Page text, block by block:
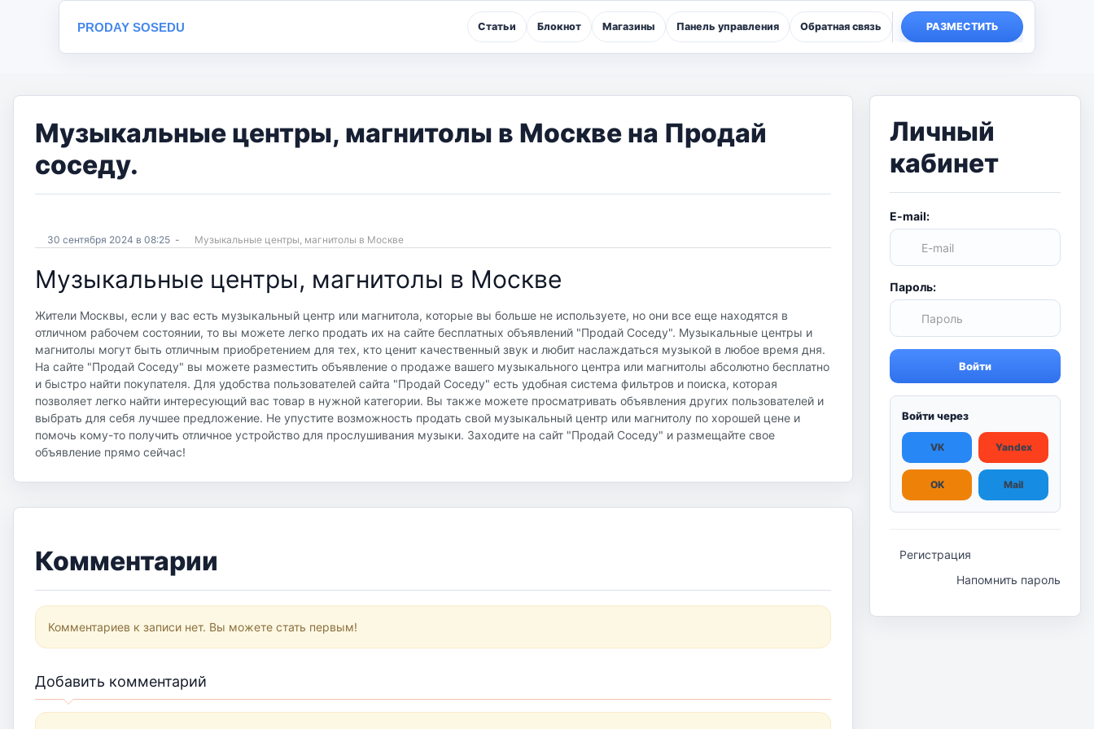
PRODAY SOSEDU Статьи Блокнот Магазины Панель управления Обратная связь РАЗМЕСТИТЬ
Музыкальные центры, магнитолы в Москве на Продай
соседу.
30 сентября 2024 в 08:25 - Музыкальные центры, магнитолы в Москве
Музыкальные центры, магнитолы в Москве
Жители Москвы, если у вас есть музыкальный центр или магнитола, которые вы больше не используете, но они все еще находятся в
отличном рабочем состоянии, то вы можете легко продать их на сайте бесплатных объявлений "Продай Соседу". Музыкальные центры и
магнитолы могут быть отличным приобретением для тех, кто ценит качественный звук и любит наслаждаться музыкой в любое время дня.
На сайте "Продай Соседу" вы можете разместить объявление о продаже вашего музыкального центра или магнитолы абсолютно бесплатно
и быстро найти покупателя. Для удобства пользователей сайта "Продай Соседу" есть удобная система фильтров и поиска, которая
позволяет легко найти интересующий вас товар в нужной категории. Вы также можете просматривать объявления других пользователей и
выбрать для себя лучшее предложение. Не упустите возможность продать свой музыкальный центр или магнитолу по хорошей цене и
помочь кому-то получить отличное устройство для прослушивания музыки. Заходите на сайт "Продай Соседу" и размещайте свое
объявление прямо сейчас!
Комментарии
Комментариев к записи нет. Вы можете стать первым!
Добавить комментарий
Личный
кабинет
E-mail:
Пароль:
Войти
Войти через
VK Yandex
OK Mail
Регистрация
Напомнить пароль